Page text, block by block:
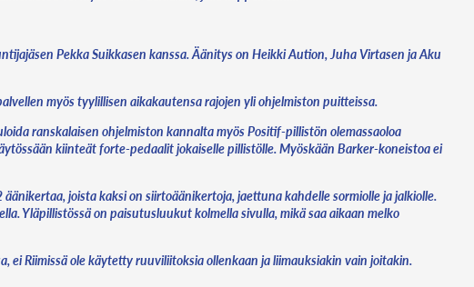
Pekka Suikkasen kanssa. Äänitys on Heikki Aution, Juha Virtasen ja Aku
myös tyylillisen aikakautensa rajojen yli ohjelmiston puitteissa.
ranskalaisen ohjelmiston kannalta myös Positif-pillistön olemassaoloa
kiinteät forte-pedaalit jokaiselle pillistölle. Myöskään Barker-koneistoa ei
joista kaksi on siirtoäänikertoja, jaettuna kahdelle sormiolle ja jalkiolle.
Yläpillistössä on paisutusluukut kolmella sivulla, mikä saa aikaan melko
Riimissä ole käytetty ruuviliitoksia ollenkaan ja liimauksiakin vain joitakin.